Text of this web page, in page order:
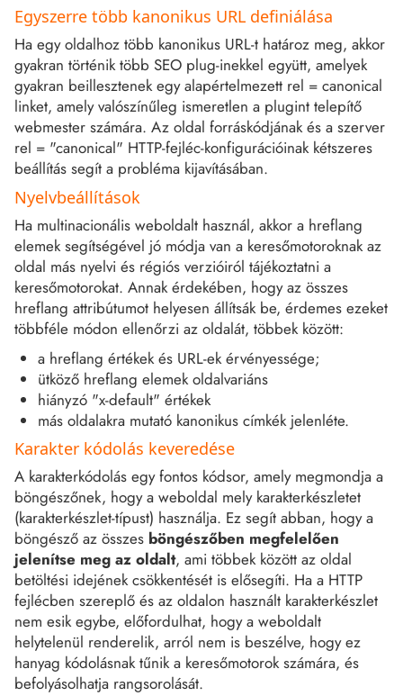
Egyszerre több kanonikus URL definiálása
Ha egy oldalhoz több kanonikus URL-t határoz meg, akkor
gyakran történik több SEO plug-inekkel együtt, amelyek
gyakran beillesztenek egy alapértelmezett rel = canonical
linket, amely valószínűleg ismeretlen a plugint telepítő
webmester számára. Az oldal forráskódjának és a szerver
rel = "canonical" HTTP-fejléc-konfigurációinak kétszeres
beállítás segít a probléma kijavításában.
Nyelvbeállítások
Ha multinacionális weboldalt használ, akkor a hreflang
elemek segítségével jó módja van a keresőmotoroknak az
oldal más nyelvi és régiós verzióiról tájékoztatni a
keresőmotorokat. Annak érdekében, hogy az összes
hreflang attribútumot helyesen állítsák be, érdemes ezeket
többféle módon ellenőrzi az oldalát, többek között:
a hreflang értékek és URL-ek érvényessége;
ütköző hreflang elemek oldalvariáns
hiányzó "x-default" értékek
más oldalakra mutató kanonikus címkék jelenléte.
Karakter kódolás keveredése
A karakterkódolás egy fontos kódsor, amely megmondja a
böngészőnek, hogy a weboldal mely karakterkészletet
(karakterkészlet-típust) használja. Ez segít abban, hogy a
böngésző az összes böngészőben megfelelően
jelenítse meg az oldalt, ami többek között az oldal
betöltési idejének csökkentését is elősegíti. Ha a HTTP
fejlécben szereplő és az oldalon használt karakterkészlet
nem esik egybe, előfordulhat, hogy a weboldalt
helytelenül renderelik, arról nem is beszélve, hogy ez
hanyag kódolásnak tűnik a keresőmotorok számára, és
befolyásolhatja rangsorolását.